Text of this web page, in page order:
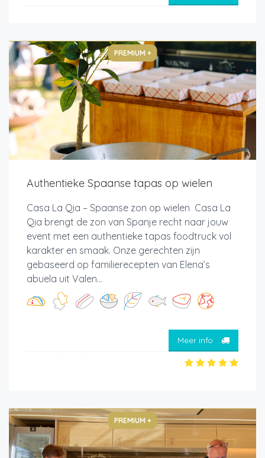
PREMIUM +
Authentieke Spaanse tapas op wielen
Casa La Qia – Spaanse zon op wielen Casa La
Qia brengt de zon van Spanje recht naar jouw
event met een authentieke tapas foodtruck vol
karakter en smaak. Onze gerechten zijn
gebaseerd op familierecepten van Elena’s
abuela uit Valen...
Meer info
PREMIUM +